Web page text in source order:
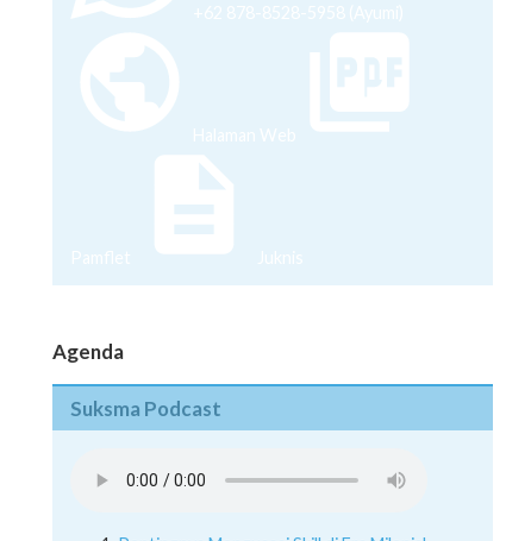
+62 878-8528-5958 (Ayumi)
Halaman Web
Pamflet Juknis
Agenda
Suksma Podcast